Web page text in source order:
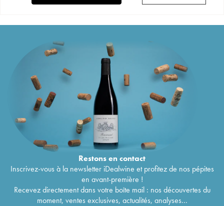
Restons encontact
Inscrivez-vous à la newsletter iDealwine et profitez de nos pépites
en avant-première !
Recevez directement dans votre boîte mail : nos découvertes du
moment, ventes exclusives, actualités, analyses...